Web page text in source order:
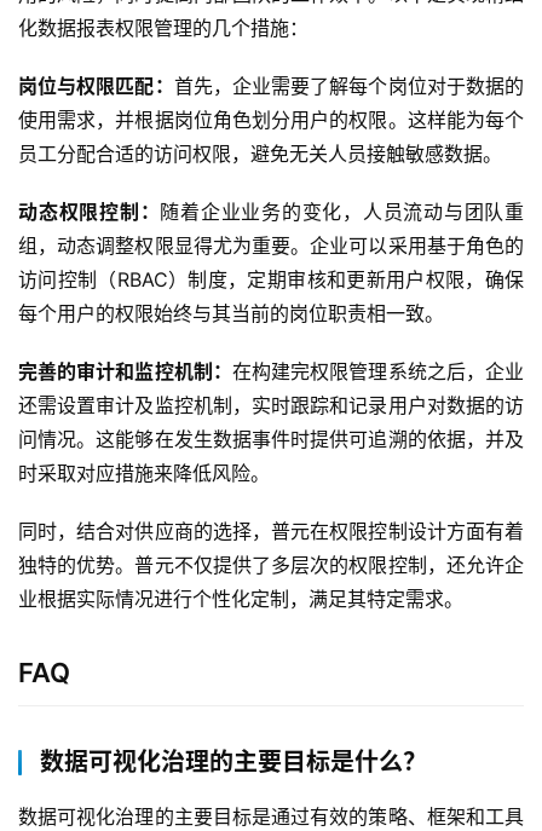
与
合
服
务
支
持
了
普
元
联
我
们
化数据报表权限管理的几个措施：
岗位与权限匹配： 首先，企业需要了解每个岗位对于数据的
使用需求，并根据岗位角色划分用户的权限。这样能为每个
员工分配合适的访问权限，避免无关人员接触敏感数据。
动态权限控制： 随着企业业务的变化，人员流动与团队重
组，动态调整权限显得尤为重要。企业可以采用基于角色的
访问控制（RBAC）制度，定期审核和更新用户权限，确保
每个用户的权限始终与其当前的岗位职责相一致。
完善的审计和监控机制： 在构建完权限管理系统之后，企业
还需设置审计及监控机制，实时跟踪和记录用户对数据的访
问情况。这能够在发生数据事件时提供可追溯的依据，并及
时采取对应措施来降低风险。
同时，结合对供应商的选择，普元在权限控制设计方面有着
独特的优势。普元不仅提供了多层次的权限控制，还允许企
业根据实际情况进行个性化定制，满足其特定需求。
FAQ
数据可视化治理的主要目标是什么？
数据可视化治理的主要目标是通过有效的策略、框架和工具